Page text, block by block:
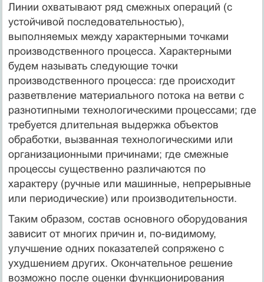
Линии охватывают ряд смежных операций (с
устойчивой по­следовательностью),
выполняемых между характерными точками
производственного процесса. Характерными
будем называть сле­дующие точки
производственного процесса: где происходит
раз­ветвление материального потока на ветви с
разнотипными техно­логическими процессами; где
требуется длительная выдержка объек­тов
обработки, вызванная технологическими или
организацион­ными причинами; где смежные
процессы существенно различаются по
характеру (ручные или машинные, непрерывные
или периоди­ческие) или производительности.
Таким образом, состав основного оборудования
зависит от мно­гих причин и, по-видимому,
улучшение одних показателей со­пряжено с
ухудшением других. Окончательное решение
возможно после оценки функционирования